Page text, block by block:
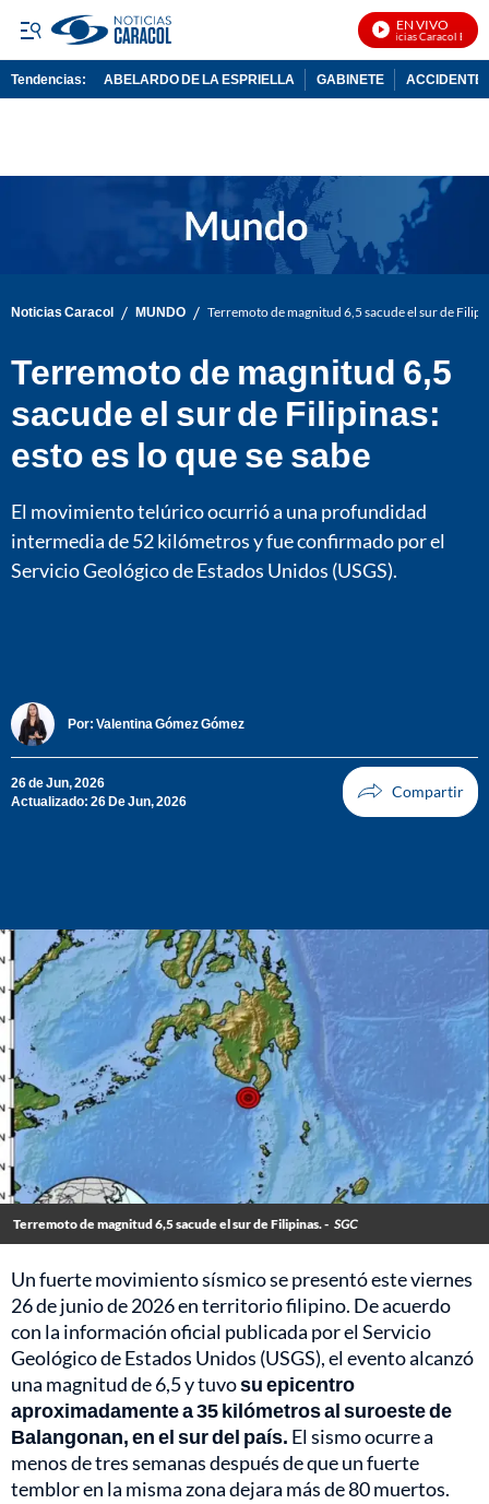
EN VIVO
Noticias Caracol En Vivo
Tendencias: ABELARDO DE LA ESPRIELLA GABINETE ACCIDENTE
Noticias Caracol / MUNDO / Terremoto de magnitud 6,5 sacude el sur de
Terremoto de magnitud 6,5
sacude el sur de Filipinas:
esto es lo que se sabe
El movimiento telúrico ocurrió a una profundidad
intermedia de 52 kilómetros y fue confirmado por el
Servicio Geológico de Estados Unidos (USGS).
Por: Valentina Gómez Gómez
26 de Jun, 2026
Actualizado: 26 De Jun, 2026
Terremoto de magnitud 6,5 sacude el sur de Filipinas. - SGC
Un fuerte movimiento sísmico se presentó este viernes
26 de junio de 2026 en territorio filipino. De acuerdo
con la información oficial publicada por el Servicio
Geológico de Estados Unidos (USGS), el evento alcanzó
una magnitud de 6,5 y tuvosu epicentro
aproximadamente a 35 kilómetros al suroeste de
Balangonan, en el sur del país. El sismo ocurre a
menos de tres semanas después de que un fuerte
temblor en la misma zona dejara más de 80 muertos.